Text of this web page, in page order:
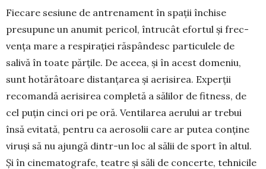
Fiecare sesiune de antrenament în spații închise
presupune un anumit pericol, întrucât efortul și frec­
vența mare a respirației răspândesc particulele de
salivă în toate părțile. De aceea, și în acest do­meniu,
sunt hotărâtoare distanțarea și aerisirea. Experții
recomandă aerisirea completă a sălilor de fitness, de
cel puțin cinci ori pe oră. Ventilarea aerului ar trebui
însă evitată, pentru ca aerosolii care ar putea conține
viruși să nu ajungă dintr-un loc al sălii de sport în altul.
Și în cinematografe, teatre și săli de concerte, tehnicile